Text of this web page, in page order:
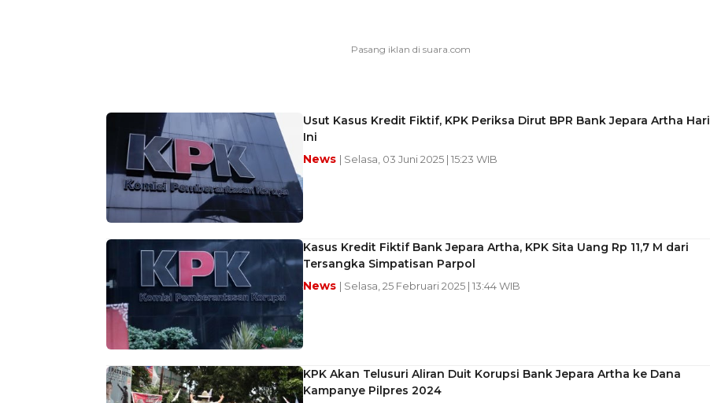
Usut Kasus Kredit Fiktif, KPK Periksa Dirut BPR Bank Jepara Artha Hari
Ini
News | Selasa, 03 Juni 2025 | 15:23 WIB
Kasus Kredit Fiktif Bank Jepara Artha, KPK Sita Uang Rp 11,7 M dari
Tersangka Simpatisan Parpol
News | Selasa, 25 Februari 2025 | 13:44 WIB
KPK Akan Telusuri Aliran Duit Korupsi Bank Jepara Artha ke Dana
Kampanye Pilpres 2024